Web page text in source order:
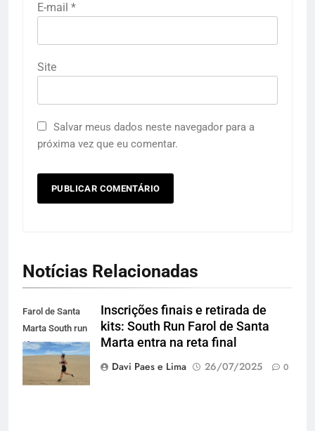
E-mail *
Site
Salvar meus dados neste navegador para a
próxima vez que eu comentar.
Notícias Relacionadas
Farol de Santa
Marta South run
(foto
divulgação)
Inscrições finais e retirada de
kits: South Run Farol de Santa
Marta entra na reta final
Davi Paes e Lima
26/07/2025 0